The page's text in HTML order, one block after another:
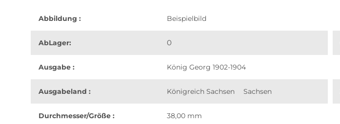
Abbildung : Beispielbild
AbLager: 0
Ausgabe : König Georg 1902-1904
Ausgabeland : Königreich Sachsen Sachsen
Durchmesser/Größe : 38,00 mm